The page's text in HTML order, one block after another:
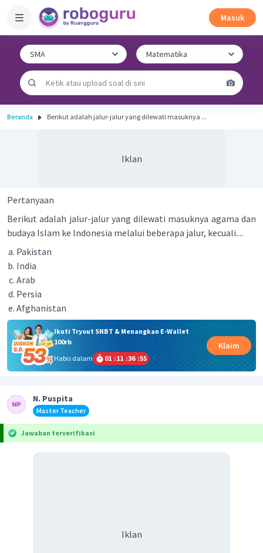
Masuk
Beranda Berikut adalah jalur-jalur yang dilewati masuknya ...
Iklan
Pertanyaan
Berikut adalah jalur-jalur yang dilewati masuknya agama dan
budaya Islam ke Indonesia melalui beberapa jalur, kecuali....
Pakistan
India
Arab
Persia
Afghanistan
Ikuti Tryout SNBT & Menangkan E-Wallet
100rb
Habis dalam
01 :11 :36 :55
Klaim
N. Puspita
Master Teacher
Jawaban terverifikasi
Iklan